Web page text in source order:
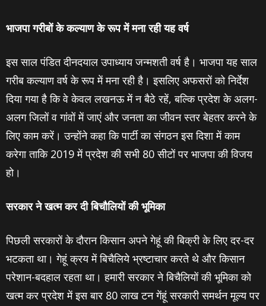
भाजपा गरीबों के कल्‍याण के रूप में मना रही यह वर्ष
इस साल पंडित दीनदयाल उपाध्याय जन्मशती वर्ष है। भाजपा यह साल
गरीब कल्याण वर्ष के रूप में मना रही है। इसलिए अफसरों को निर्देश
दिया गया है कि वे केवल लखनऊ में न बैठे रहें, बल्कि प्रदेश के अलग-
अलग जिलों व गांवों में जाएं और जनता का जीवन स्तर बेहतर करने के
लिए काम करें। उन्होंने कहा कि पार्टी का संगठन इस दिशा में काम
करेगा ताकि 2019 में प्रदेश की सभी 80 सीटों पर भाजपा की विजय
हो।
सरकार ने खत्म कर दी बिचौलियों की भूमिका
पिछली सरकारों के दौरान किसान अपने गेहूं की बिक्री के लिए दर-दर
भटकता था। गेहूं क्रय में बिचैलिये भ्रष्टाचार करते थे और किसान
परेशान-बदहाल रहता था। हमारी सरकार ने बिचैलियों की भूमिका को
खत्म कर प्रदेश में इस बार 80 लाख टन गेंहूं सरकारी समर्थन मूल्य पर